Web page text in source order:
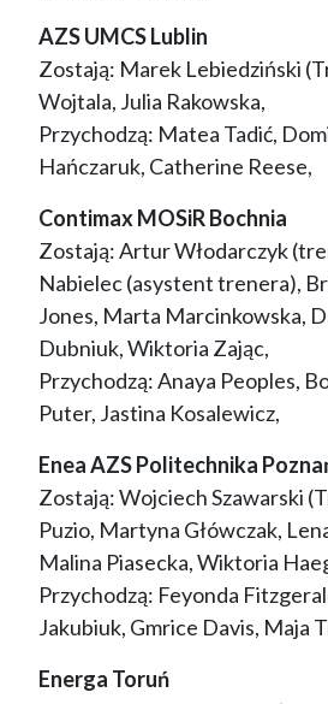
AZS UMCS Lublin
Zostają: Marek Lebiedziński
Wojtala, Julia Rakowska,
Przychodzą: Matea Tadić,
Hańczaruk, Catherine Reese,
Contimax MOSiR Bochnia
Zostają: Artur Włodarczyk
Nabielec (asystent trenera),
Jones, Marta Marcinkowska,
Dubniuk, Wiktoria Zając,
Przychodzą: Anaya Peoples,
Puter, Jastina Kosalewicz,
Enea AZS Politechnika
Zostają: Wojciech Szawarski
Puzio, Martyna Główczak,
Malina Piasecka, Wiktoria
Przychodzą: Feyonda
Jakubiuk, Gmrice Davis, Maja
Energa Toruń